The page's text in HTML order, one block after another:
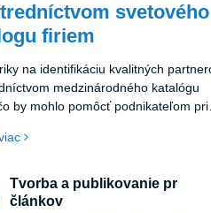
svetového
firiem
na identifikáciu kvalitných
medzinárodného katalógu
by mohlo pomôcť podnikateľom pri
Tvorba a publikovanie pr
článkov